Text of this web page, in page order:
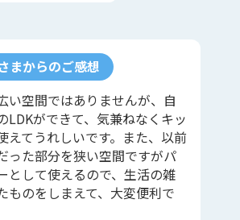
まからのご感想
い空間ではありませんが、自
LDKができて、気兼ねなくキッ
えてうれしいです。また、以前
った部分を狭い空間ですがパ
として使えるので、生活の雑
ものをしまえて、大変便利で